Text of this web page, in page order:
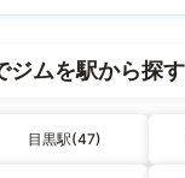
ジムを駅から探す
目黒駅(47)